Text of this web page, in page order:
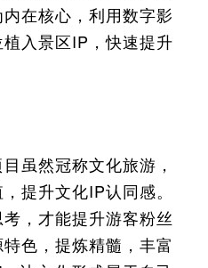
在核心，利用数字影
入景区IP，快速提升
虽然冠称文化旅游，
提升文化IP认同感。
，才能提升游客粉丝
色，提炼精髓，丰富